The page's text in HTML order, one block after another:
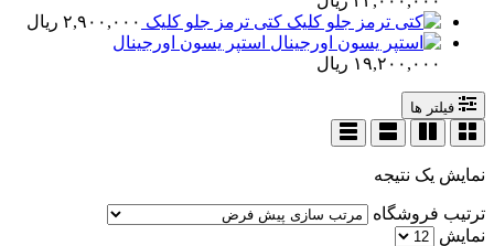
کتی ترمز جلو کلیک ۲,۹۰۰,۰۰۰ ریال
استپر یسون اورجینال
۱۹,۲۰۰,۰۰۰ ریال
فیلتر ها
نمایش یک نتیجه
ترتیب فروشگاه
نمایش